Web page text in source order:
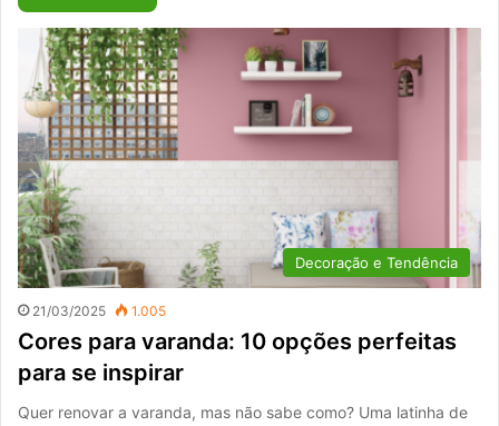
Decoração e Tendência
21/03/2025 1.005
Cores para varanda: 10 opções perfeitas
para se inspirar
Quer renovar a varanda, mas não sabe como? Uma latinha de